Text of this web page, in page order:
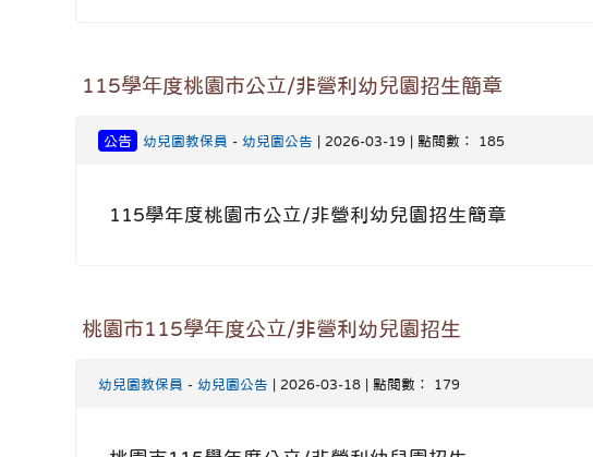
115學年度桃園市公立/非營利幼兒園招生簡章
公告 幼兒園教保員 -幼兒園公告 | 2026-03-19 | 點閱數： 185
115學年度桃園市公立/非營利幼兒園招生簡章
桃園市115學年度公立/非營利幼兒園招生
幼兒園教保員 - 幼兒園公告 | 2026-03-18 | 點閱數： 179